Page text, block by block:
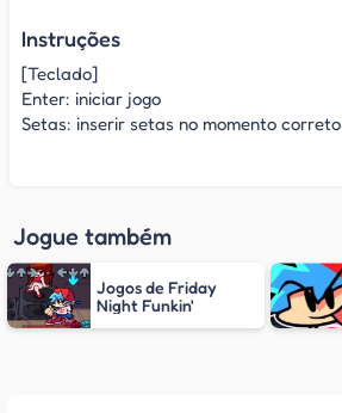
Instruções
[Teclado]
Enter: iniciar jogo
Setas: inserir setas no momento correto
Jogue também
Jogos de Friday
Night Funkin'